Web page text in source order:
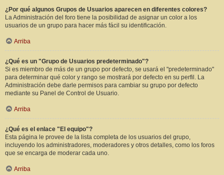
¿Por qué algunos Grupos de Usuarios aparecen en diferentes colores?
La Administración del foro tiene la posibilidad de asignar un color a los
usuarios de un grupo para hacer más fácil su identificación.
Arriba
¿Qué es un "Grupo de Usuarios predeterminado"?
Si es miembro de más de un grupo por defecto, se usará el "predeterminado"
para determinar qué color y rango se mostrará por defecto en su perfil. La
Administración debe darle permisos para cambiar su grupo por defecto
mediante su Panel de Control de Usuario.
Arriba
¿Qué es el enlace "El equipo"?
Esta página le provee de la lista completa de los usuarios del grupo,
incluyendo los administradores, moderadores y otros detalles, como los foros
que se encarga de moderar cada uno.
Arriba